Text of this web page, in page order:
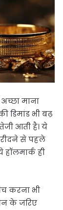
माना
डिमांड भी बढ़
आती है। ये
से पहले
ही
करना भी
के जरिए